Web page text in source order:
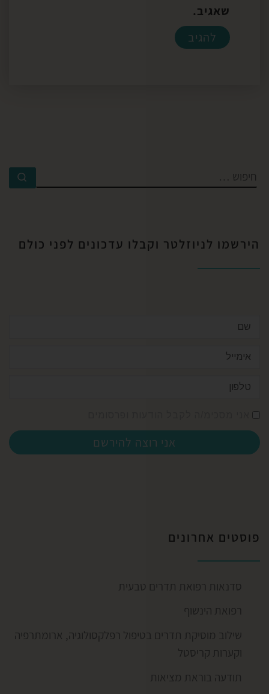
שאגיב.
הירשמו לניוזלטר וקבלו עדכונים לפני כולם​
אני רוצה להירשם
פוסטים אחרונים
סדנאות רפואת תדרים טבעית
רפואת הינשוף
שילוב מוסיקת תדרים בטיפול רפלקסולוגיה, ארומתרפיה
וקערות קריסטל
תודעה בוראת מציאות